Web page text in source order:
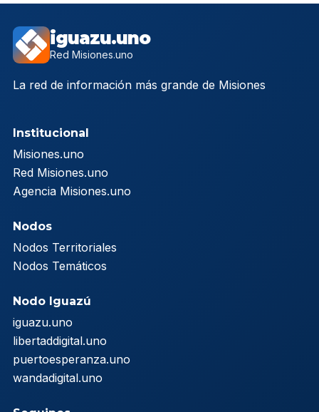
iguazu.uno
Red Misiones.uno
La red de información más grande de Misiones
Institucional
Misiones.uno
Red Misiones.uno
Agencia Misiones.uno
Nodos
Nodos Territoriales
Nodos Temáticos
Nodo Iguazú
iguazu.uno
libertaddigital.uno
puertoesperanza.uno
wandadigital.uno